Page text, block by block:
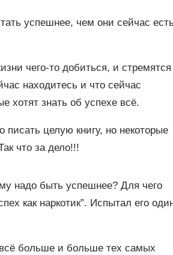
успешнее, чем они сейчас
чего-то добиться, и стремятся
находитесь и что сейчас
хотят знать об успехе всё.
писать целую книгу, но некоторые
что за дело!!!
надо быть успешнее? Для чего
как наркотик”. Испытал его
больше и больше тех самых